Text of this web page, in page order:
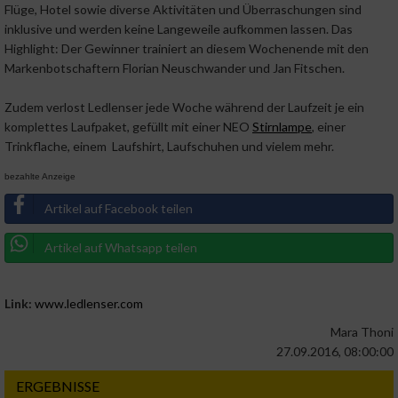
Flüge, Hotel sowie diverse Aktivitäten und Überraschungen sind
inklusive und werden keine Langeweile aufkommen lassen. Das
Highlight: Der Gewinner trainiert an diesem Wochenende mit den
Markenbotschaftern Florian Neuschwander und Jan Fitschen.
Zudem verlost Ledlenser jede Woche während der Laufzeit je ein
komplettes Laufpaket, gefüllt mit einer NEO Stirnlampe, einer
Trinkflache, einem Laufshirt, Laufschuhen und vielem mehr.
bezahlte Anzeige
Artikel auf Facebook teilen
Artikel auf Whatsapp teilen
Link: www.ledlenser.com
Mara Thoni
27.09.2016, 08:00:00
ERGEBNISSE